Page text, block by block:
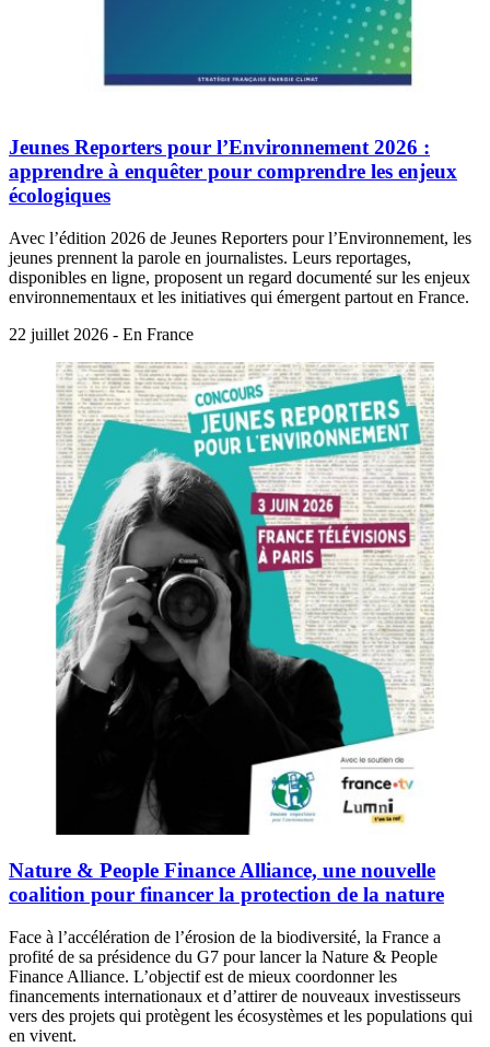
Jeunes Reporters pour l’Environnement 2026 :
apprendre à enquêter pour comprendre les enjeux
écologiques
Avec l’édition 2026 de Jeunes Reporters pour l’Environnement, les
jeunes prennent la parole en journalistes. Leurs reportages,
disponibles en ligne, proposent un regard documenté sur les enjeux
environnementaux et les initiatives qui émergent partout en France.
22 juillet 2026 - En France
Nature & People Finance Alliance, une nouvelle
coalition pour financer la protection de la nature
Face à l’accélération de l’érosion de la biodiversité, la France a
profité de sa présidence du G7 pour lancer la Nature & People
Finance Alliance. L’objectif est de mieux coordonner les
financements internationaux et d’attirer de nouveaux investisseurs
vers des projets qui protègent les écosystèmes et les populations qui
en vivent.